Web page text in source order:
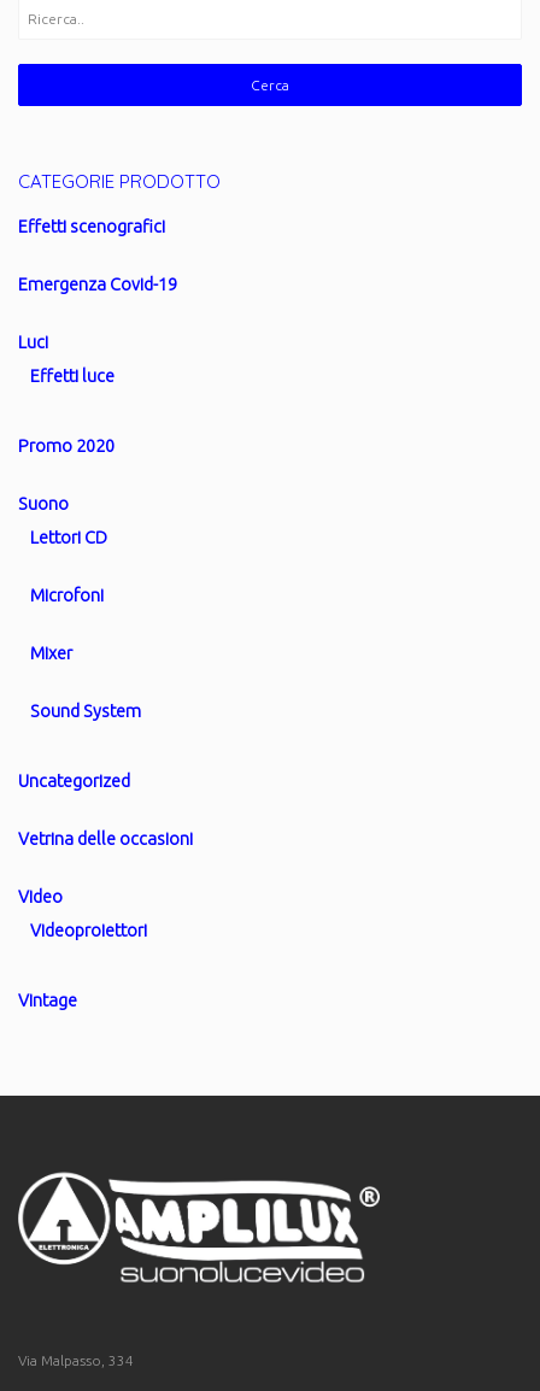
CATEGORIE PRODOTTO
Effetti scenografici
Emergenza Covid-19
Luci
Effetti luce
Promo 2020
Suono
Lettori CD
Microfoni
Mixer
Sound System
Uncategorized
Vetrina delle occasioni
Video
Videoproiettori
Vintage
Via Malpasso, 334